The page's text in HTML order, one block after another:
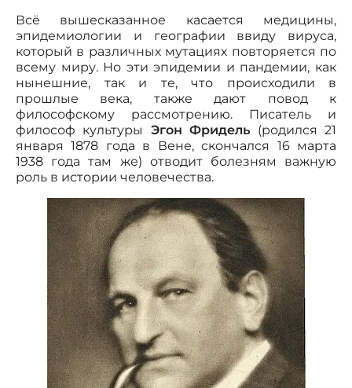
Всё вышесказанное касается медицины,
эпидемиологии и географии ввиду вируса,
который в различных мутациях повторяется по
всему миру. Но эти эпидемии и пандемии, как
нынешние, так и те, что происходили в
прошлые века, также дают повод к
философскому рассмотрению. Писатель и
философ культуры Эгон Фридель (родился 21
января 1878 года в Вене, скончался 16 марта
1938 года там же) отводит болезням важную
роль в истории человечества.